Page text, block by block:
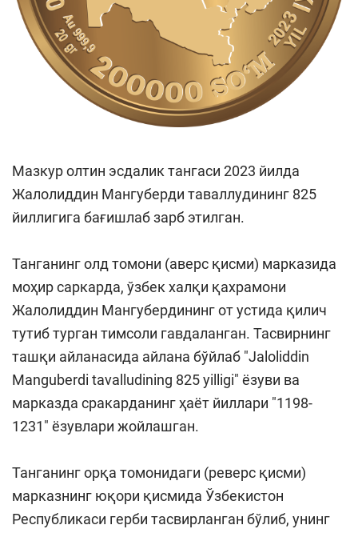
Мазкур олтин эсдалик тангаси 2023 йилда
Жалолиддин Мангуберди таваллудининг 825
йиллигига бағишлаб зарб этилган.
Танганинг олд томони (аверс қисми) марказида
моҳир саркарда, ўзбек халқи қахрамони
Жалолиддин Мангубердининг от устида қилич
тутиб турган тимсоли гавдаланган. Тасвирнинг
ташқи айланасида айлана бўйлаб "Jaloliddin
Manguberdi tavalludining 825 yilligi" ёзуви ва
марказда сракарданинг ҳаёт йиллари "1198-
1231" ёзувлари жойлашган.
Танганинг орқа томонидаги (реверс қисми)
марказнинг юқори қисмида Ўзбекистон
Республикаси герби тасвирланган бўлиб, унинг